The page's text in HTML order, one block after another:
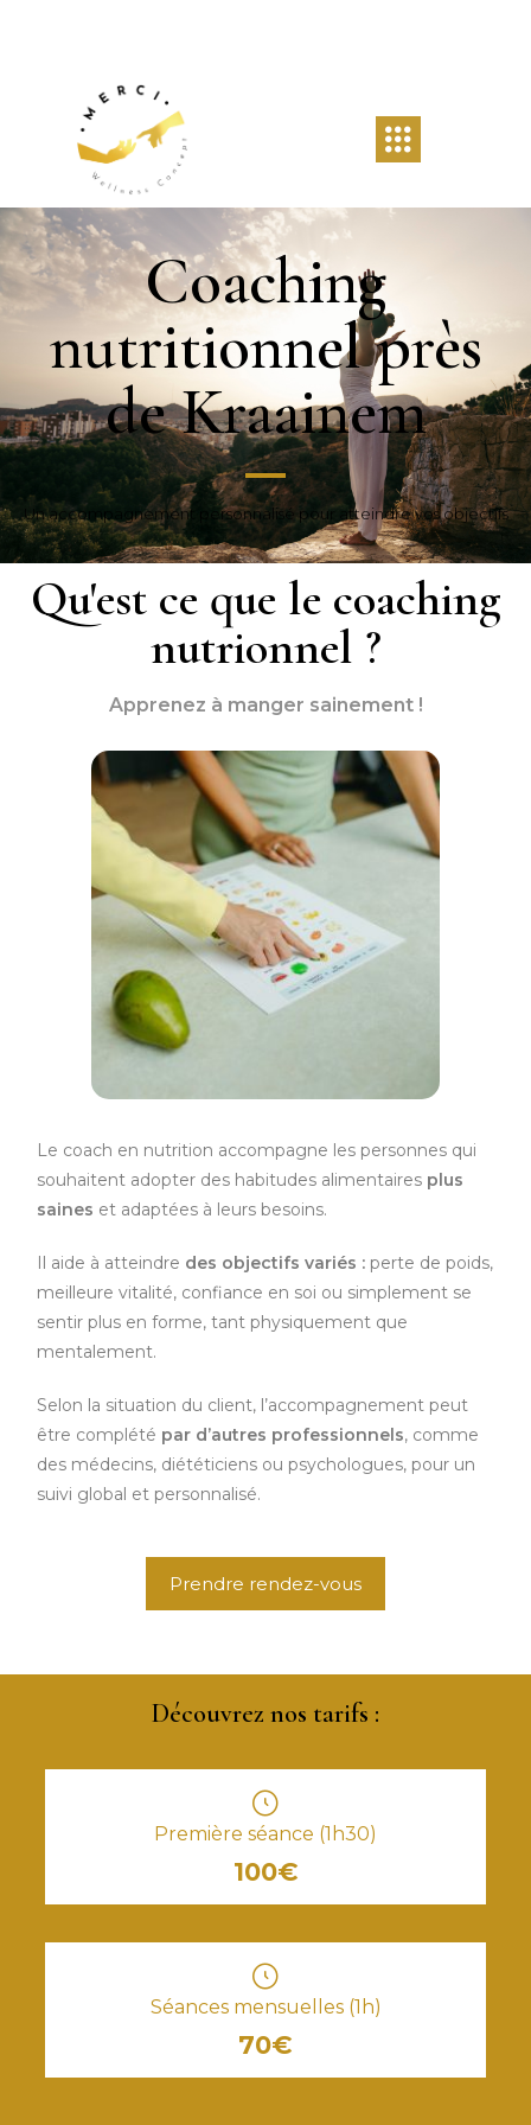
Coaching
nutritionnel près
de Kraainem
Un accompagnement personnalisé pour atteindre vos objectifs
Qu'est ce que le coaching
nutrionnel ?
Apprenez à manger sainement !
Le coach en nutrition accompagne les personnes qui
souhaitent adopter des habitudes alimentaires plus
saines et adaptées à leurs besoins.
Il aide à atteindre des objectifs variés : perte de poids,
meilleure vitalité, confiance en soi ou simplement se
sentir plus en forme, tant physiquement que
mentalement.
Selon la situation du client, l’accompagnement peut
être complété par d’autres professionnels, comme
des médecins, diététiciens ou psychologues, pour un
suivi global et personnalisé.
Prendre rendez-vous
Découvrez nos tarifs :
Première séance (1h30)
100€
Séances mensuelles (1h)
70€